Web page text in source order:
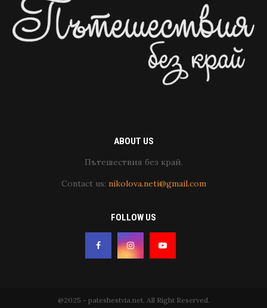
ABOUT US
Пътешествия без край.
Contact us: nikolova.neti@gmail.com
FOLLOW US
@2025 - pateshestvia.net. All Right Reserved.